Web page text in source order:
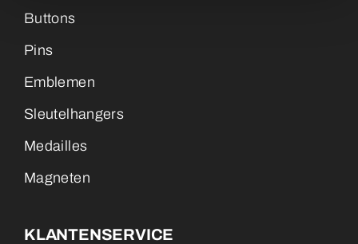
Buttons
Pins
Emblemen
Sleutelhangers
Medailles
Magneten
KLANTENSERVICE